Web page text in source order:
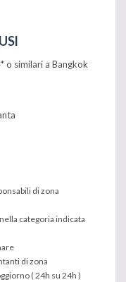
o similari a Bangkok
di zona
categoria indicata
di zona
( 24h su 24h )